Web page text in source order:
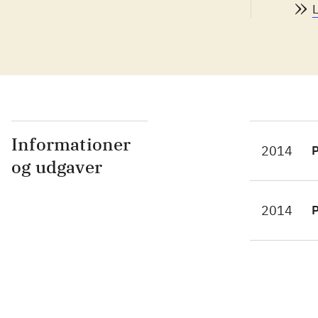
for
PS3
tid.
at
Informationer
og udgaver
2014
2014